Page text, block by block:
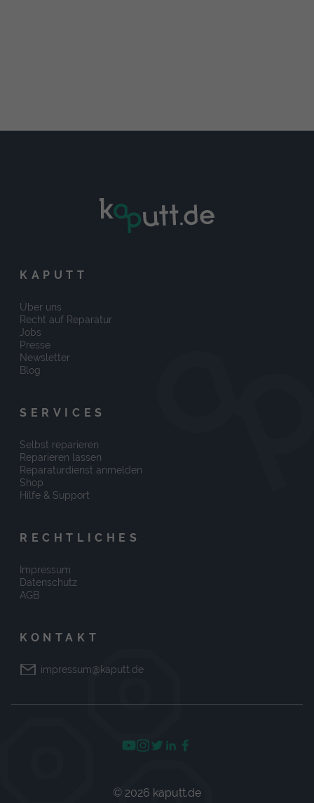
KAPUTT
Über uns
Recht auf Reparatur
Jobs
Presse
Newsletter
Blog
SERVICES
Selbst reparieren
Reparieren lassen
Reparaturdienst anmelden
Shop
Hilfe & Support
RECHTLICHES
Impressum
Datenschutz
AGB
KONTAKT
impressum@kaputt.de
© 2026 kaputt.de